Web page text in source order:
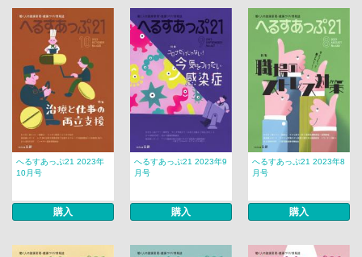
へるすあっぷ21 2023年
10月号
購入
へるすあっぷ21 2023年9
月号
購入
へるすあっぷ21 2023年8
月号
購入